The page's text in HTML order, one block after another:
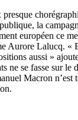
la
européen ce
Aurore Lalucq. «
aussi »
ne se fasse sur le
Macron n’est